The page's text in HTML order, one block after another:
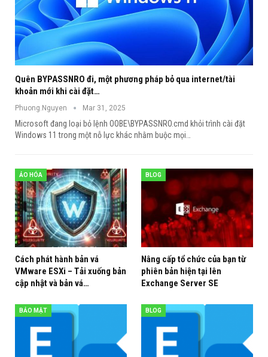
Quên BYPASSNRO đi, một phương pháp bỏ qua internet/tài
khoản mới khi cài đặt…
Phuong.Nguyen Mar 31, 2025
Microsoft đang loại bỏ lệnh OOBE\BYPASSNRO.cmd khỏi trình cài đặt
Windows 11 trong một nỗ lực khác nhằm buộc mọi…
ẢO HÓA
Cách phát hành bản vá
VMware ESXi – Tải xuống bản
cập nhật và bản vá…
BLOG
Nâng cấp tổ chức của bạn từ
phiên bản hiện tại lên
Exchange Server SE
BẢO MẬT BLOG